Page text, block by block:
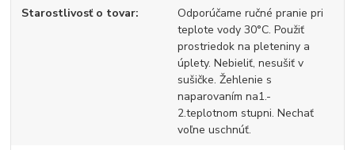
Starostlivosť o tovar
Odporúčame ručné pranie pri
teplote vody 30°C. Použiť
prostriedok na pleteniny a
úplety. Nebieliť, nesušiť v
sušičke. Žehlenie s
naparovaním na1.-
2.teplotnom stupni. Nechať
voľne uschnúť.